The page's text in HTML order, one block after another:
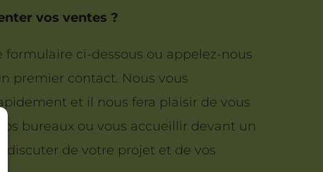
vos ventes ?
formulaire ci-dessous ou appelez-nous
premier contact. Nous vous
et il nous fera plaisir de vous
bureaux ou vous accueillir devant un
discuter de votre projet et de vos